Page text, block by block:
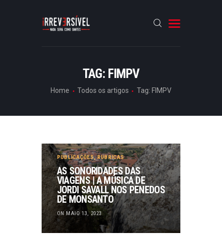
TAG: FIMPV
Home Todos os artigos Tag: FIMPV
CRÓNICAS
PUBLICAÇÕES,RUBRICAS
AS SONORIDADES DAS
VIAGENS | A MÚSICA DE
JORDI SAVALL NOS PENEDOS
DE MONSANTO
ON MAIO 13, 2023